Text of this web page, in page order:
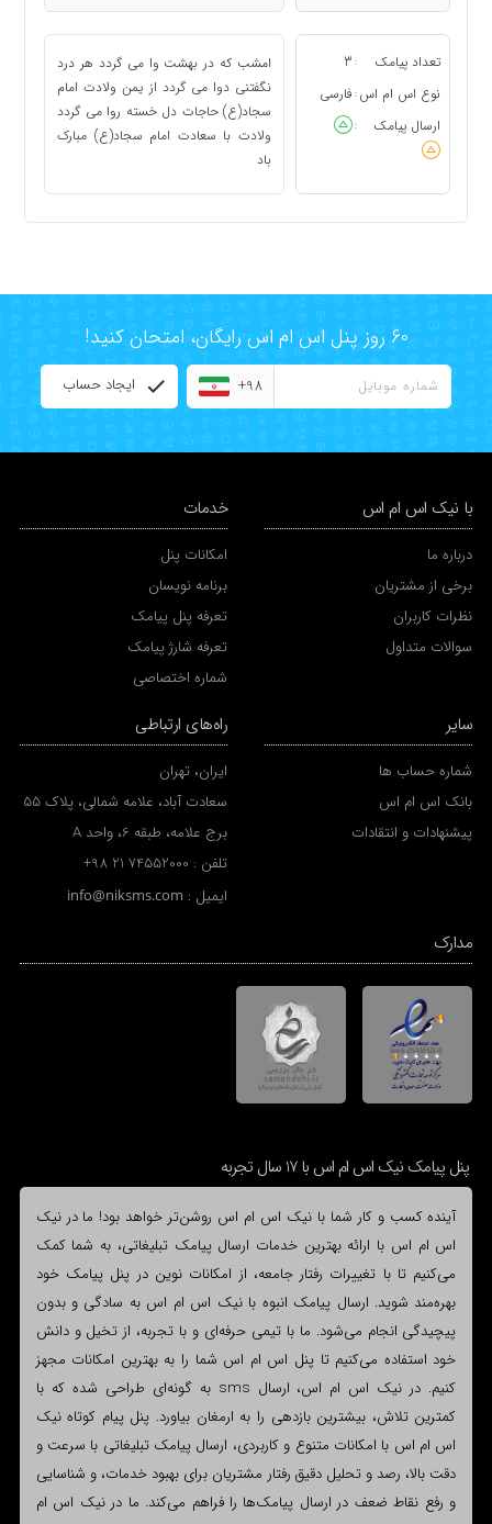
تعداد پیامک :
3
نوع اس ام اس : فارسی
ارسال پیامک
:
امشب كه در بهشت وا مى ‏گردد هر درد
نگفتنى دوا مى ‏گردد از يمن ولادت امام
سجاد(ع) حاجات دل خسته روا مى ‏گردد
ولادت با سعادت امام سجاد(ع) مبارک
باد
60 روز پنل اس ام اس رایگان، امتحان کنید!
+98 ایجاد حساب
با نیک اس ام اس
درباره ما
برخی از مشتریان
نظرات کاربران
سوالات متداول
خدمات
امکانات پنل
برنامه نویسان
تعرفه پنل پیامک
تعرفه شارژ پیامک
شماره اختصاصی
سایر
شماره حساب ها
بانک اس ام اس
پیشنهادات و انتقادات
راه‌های ارتباطی
ایران، تهران
سعادت آباد، علامه شمالی، پلاک 55
برج علامه، طبقه 6، واحد A
تلفن : +98 21 74552000
ایمیل : info@niksms.com
مدارک
پنل پیامک نیک اس ام اس با 17 سال تجربه
آینده کسب و کار شما با نیک اس ام اس روشن‌تر خواهد بود! ما در نیک
اس ام اس با ارائه بهترین خدمات ارسال پیامک تبلیغاتی، به شما کمک
می‌کنیم تا با تغییرات رفتار جامعه، از امکانات نوین در پنل پیامک خود
بهره‌مند شوید. ارسال پیامک انبوه با نیک اس ام اس به سادگی و بدون
پیچیدگی انجام می‌شود. ما با تیمی حرفه‌ای و با تجربه، از تخیل و دانش
خود استفاده می‌کنیم تا پنل اس ام اس شما را به بهترین امکانات مجهز
کنیم. در نیک اس ام اس، ارسال sms به گونه‌ای طراحی شده که با
کمترین تلاش، بیشترین بازدهی را به ارمغان بیاورد. پنل پیام کوتاه نیک
اس ام اس با امکانات متنوع و کاربردی، ارسال پیامک تبلیغاتی با سرعت و
دقت بالا، رصد و تحلیل دقیق رفتار مشتریان برای بهبود خدمات، و شناسایی
و رفع نقاط ضعف در ارسال پیامک‌ها را فراهم می‌کند. ما در نیک اس ام